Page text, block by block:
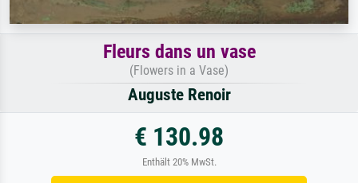
Fleurs dans un vase
(Flowers in a Vase)
Auguste Renoir
€ 130.98
Enthält 20% MwSt.